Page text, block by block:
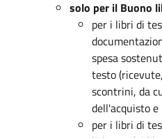
solo per il Buono
per i libri di
spesa
testo
scontrini, da
dell'acquisto
per i libri di